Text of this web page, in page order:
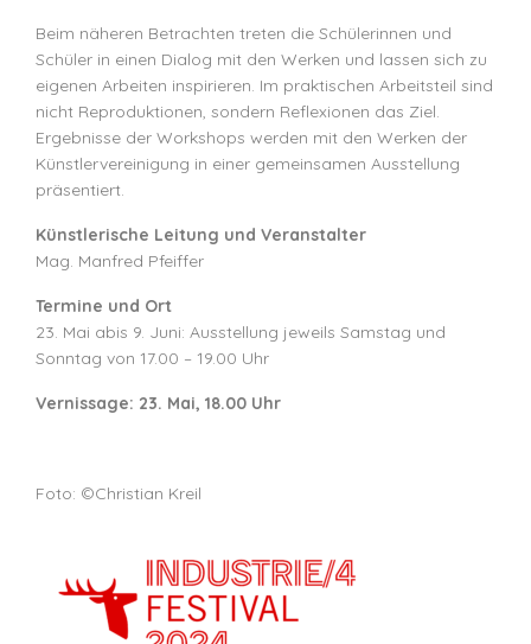
Beim näheren Betrachten treten die Schülerinnen und
Schüler in einen Dialog mit den Werken und lassen sich zu
eigenen Arbeiten inspirieren. Im praktischen Arbeitsteil sind
nicht Reproduktionen, sondern Reflexionen das Ziel.
Ergebnisse der Workshops werden mit den Werken der
Künstlervereinigung in einer gemeinsamen Ausstellung
präsentiert.
Künstlerische Leitung und Veranstalter
Mag. Manfred Pfeiffer
Termine und Ort
23. Mai abis 9. Juni: Ausstellung jeweils Samstag und
Sonntag von 17.00 – 19.00 Uhr
Vernissage: 23. Mai, 18.00 Uhr
Foto: ©️Christian Kreil